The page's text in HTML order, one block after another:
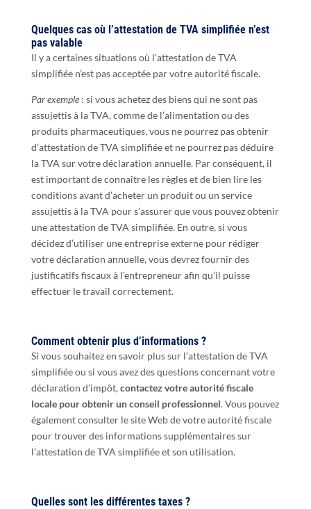
Quelques cas où l’attestation de TVA simplifiée n’est
pas valable
Il y a certaines situations où l’attestation de TVA
simplifiée n’est pas acceptée par votre autorité fiscale.
Par exemple : si vous achetez des biens qui ne sont pas
assujettis à la TVA, comme de l’alimentation ou des
produits pharmaceutiques, vous ne pourrez pas obtenir
d’attestation de TVA simplifiée et ne pourrez pas déduire
la TVA sur votre déclaration annuelle. Par conséquent, il
est important de connaître les règles et de bien lire les
conditions avant d’acheter un produit ou un service
assujettis à la TVA pour s’assurer que vous pouvez obtenir
une attestation de TVA simplifiée. En outre, si vous
décidez d’utiliser une entreprise externe pour rédiger
votre déclaration annuelle, vous devrez fournir des
justificatifs fiscaux à l’entrepreneur afin qu’il puisse
effectuer le travail correctement.
Comment obtenir plus d’informations ?
Si vous souhaitez en savoir plus sur l’attestation de TVA
simplifiée ou si vous avez des questions concernant votre
déclaration d’impôt,contactez votre autorité fiscale
locale pour obtenir un conseil professionnel. Vous pouvez
également consulter le site Web de votre autorité fiscale
pour trouver des informations supplémentaires sur
l’attestation de TVA simplifiée et son utilisation.
Quelles sont les différentes taxes ?